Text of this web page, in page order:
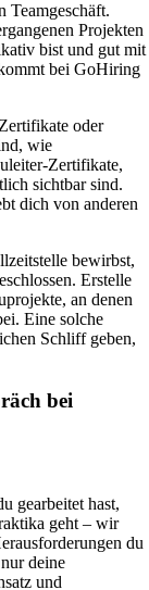
Teamgeschäft.
Projekten
bist und gut mit
bei GoHiring
oder
wie
Zertifikate,
sichtbar sind.
dich von anderen
bewirbst,
Erstelle
an denen
Eine solche
Schliff geben,
bei
gearbeitet hast,
geht – wir
du
deine
und